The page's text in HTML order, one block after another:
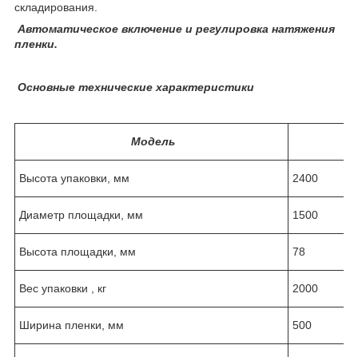
складирования.
Автоматическое включение и регулировка натяжения
пленки.
Основные технические характеристики
Модель
Высота упаковки, мм 2400
Диаметр площадки, мм 1500
Высота площадки, мм 78
Вес упаковки , кг 2000
Ширина пленки, мм 500